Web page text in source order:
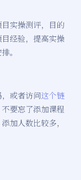
实操测评，目的
经验，提高实操
。
或者访问这个链
要忘了添加课程
加人数比较多，